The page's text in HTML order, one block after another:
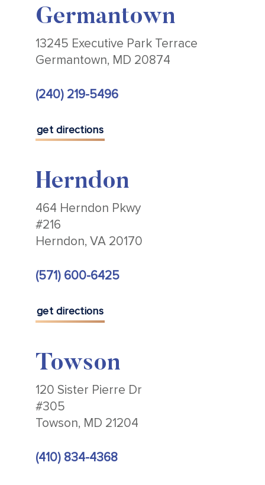
Germantown
13245 Executive Park Terrace
Germantown, MD 20874
(240) 219-5496
get directions
Herndon
464 Herndon Pkwy
#216
Herndon, VA 20170
(571) 600-6425
get directions
Towson
120 Sister Pierre Dr
#305
Towson, MD 21204
(410) 834-4368